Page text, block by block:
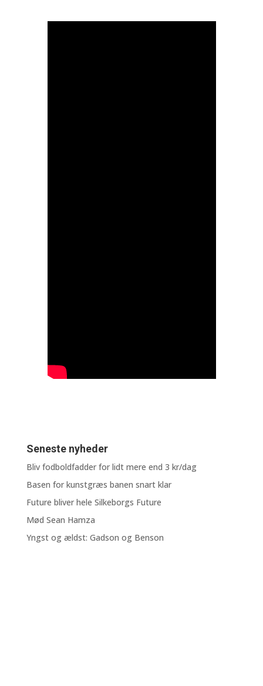
Seneste nyheder
Bliv fodboldfadder for lidt mere end 3 kr/dag
Basen for kunstgræs banen snart klar
Future bliver hele Silkeborgs Future
Mød Sean Hamza
Yngst og ældst: Gadson og Benson